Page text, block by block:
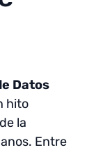
Datos
hito
la
Entre